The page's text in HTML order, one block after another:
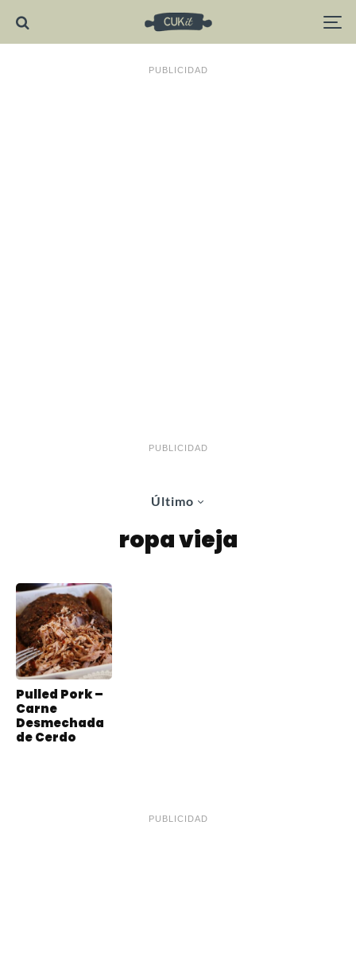
PUBLICIDAD
PUBLICIDAD
Último
ropa vieja
Pulled Pork –
Carne
Desmechada
de Cerdo
PUBLICIDAD